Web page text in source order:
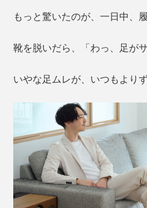
もっと驚いたのが、一日中、履
靴を脱いだら、「わっ、足が
いやな足ムレが、いつもより